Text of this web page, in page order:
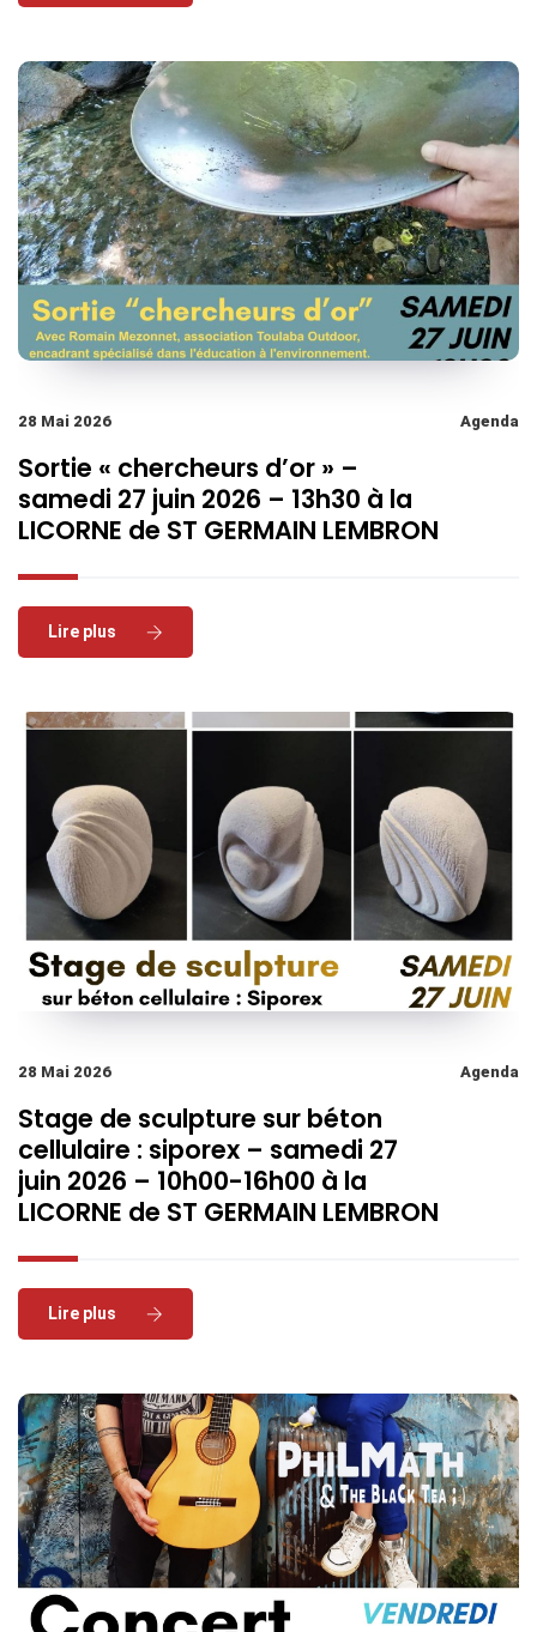
28 Mai 2026 Agenda
Sortie « chercheurs d’or » –
samedi 27 juin 2026 – 13h30 à la
LICORNE de ST GERMAIN LEMBRON
Read More
28 Mai 2026 Agenda
Stage de sculpture sur béton
cellulaire : siporex – samedi 27
juin 2026 – 10h00-16h00 à la
LICORNE de ST GERMAIN LEMBRON
Read More